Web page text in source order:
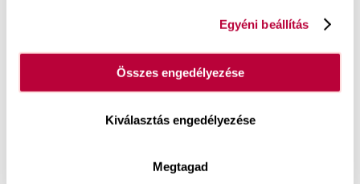
Egyéni beállítás
Összes engedélyezése
Kiválasztás engedélyezése
Megtagad
Augusztus 6. Szex-újraindító est